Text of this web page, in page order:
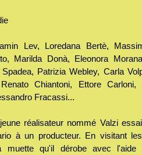
Lev, Loredana Bertè,
Marilda Donà, Eleonora
Patrizia Webley, Carla
Chiantoni, Ettore
Fracassi...
réalisateur nommé Valzi
à un producteur. En visitant
muette qu'il dérobe avec l'aide